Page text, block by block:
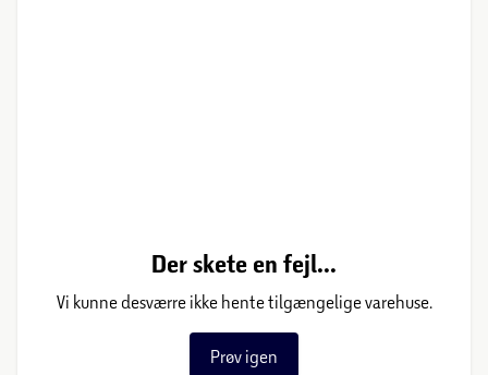
Der skete en fejl...
Vi kunne desværre ikke hente tilgængelige varehuse.
Prøv igen